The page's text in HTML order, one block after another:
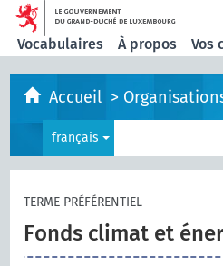
Vocabulaires À propos Vos
Accueil > Organisations
français
TERME PRÉFÉRENTIEL
Fonds climat et